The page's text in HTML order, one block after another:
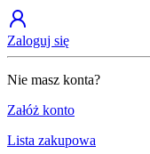
Zaloguj się
Nie masz konta?
Załóż konto
Lista zakupowa